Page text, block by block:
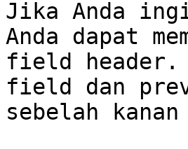
Jika Anda
Anda dapat
field header.
field dan
sebelah